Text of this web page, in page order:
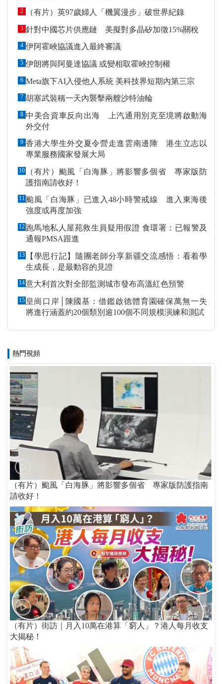
2 （有片）英97歲婦人「機翼漫步」破世界紀錄
3 針對中國芯片供應鏈 美擬對多晶矽加徵15%關稅
4 伊阿霍峽協議進入最終審議
5 伊朗將與阿曼達協議 或變相取霍峽控制權
6 Meta旗下AI入侵他人系統 美科技界短期內第三宗
7 胡塞武裝稱一天內襲擊兩艘沙特油輪
8 中美合資車反向出海 上汽通用別克至境將啟動海
外交付
9 香港大學生外交夏令營走進雲南邊陲 港生立志以
專業服務國家發展大局
10
（有片）颱風「白海豚」將影響多個省 專家版防
護指南請收好！
11 颱風「白海豚」已進入48小時警戒線 進入東海後
強度或再度加強
12 跑馬地私人屋苑救生員疑用假證 食環署：已報警及
通報PMSA跟進
13
【學思行記】隨團老師分享新疆交流感悟：看着學
生成長，是最動容的見證
14意大利首次對全部監測城市發布高溫紅色預警
15 皇崗口岸│陳國基：借鑑啟德體育園確保萬無一失
將進行涵蓋約20個類別逾100個不同規模演練和測試
熱門視頻
（有片）颱風「白海豚」將影響多個省 專家版防護指南
請收好！
（有片）街訪｜月入10萬在港算「窮人」？港人每月收支
大揭秘！